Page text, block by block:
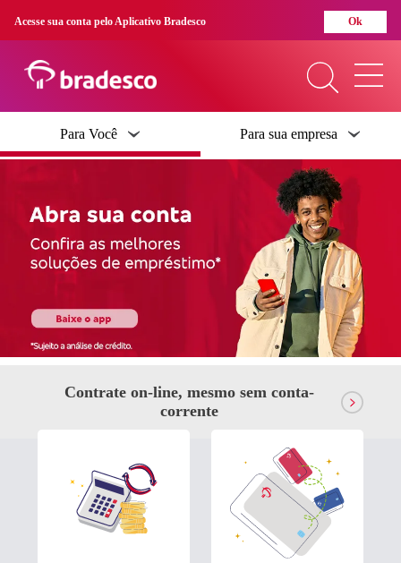
Acesse sua conta pelo Aplicativo Bradesco Ok
O que você procura?
Crédito
Abra Sua Conta
Cartão De Crédito
Ipva
Separamos para você
Imposto de renda
Bradesco Explica
Dívidas
Para Você Para sua empresa
Contrate on-line, mesmo sem conta-
corrente